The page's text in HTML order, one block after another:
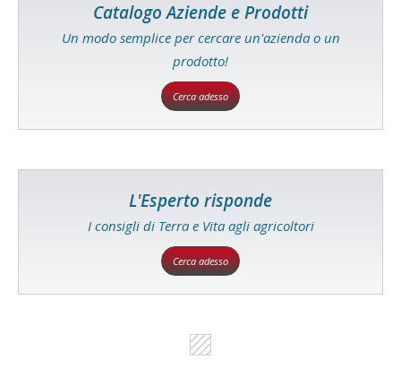
Catalogo Aziende e Prodotti
Un modo semplice per cercare un'azienda o un
prodotto!
Cerca adesso
L'Esperto risponde
I consigli di Terra e Vita agli agricoltori
Cerca adesso